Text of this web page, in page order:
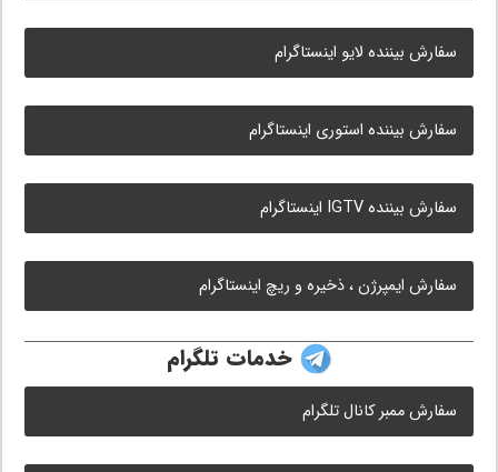
سفارش بیننده لایو اینستاگرام
سفارش بیننده استوری اینستاگرام
سفارش بیننده IGTV اینستاگرام
سفارش ایمپرژن ، ذخیره و ریچ اینستاگرام
خدمات تلگرام
سفارش ممبر کانال تلگرام